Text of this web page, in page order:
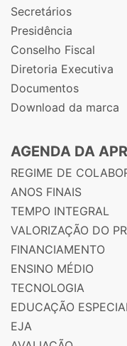
Secretários
Presidência
Conselho Fiscal
Diretoria Executiva
Documentos
Download da marca
AGENDA DA
REGIME DE
ANOS FINAIS
TEMPO INTEGRAL
VALORIZAÇÃO DO
FINANCIAMENTO
ENSINO MÉDIO
TECNOLOGIA
EDUCAÇÃO
EJA